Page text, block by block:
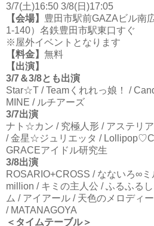
3/7(土)16:50 3/8(日)17:05
【会場】 豊田市駅前GAZAビル南
1-140）名鉄豊田市駅東口すぐ
※屋外イベントとなります
【料金】 無料
【出演】
3/7＆3/8とも出演
Star☆T / Teamくれれっ娘！ /
MINE / ルチアーズ
3/7出演
ナト☆カン / 究極人形 / アステリ
/ 金星☆ジュリエッタ /
GRACEアイドル研究生
3/8出演
ROSARIO+CROSS / なないろ∞
million / キミの主人公 / ふるふる
ム / アイアール / 天色のメロディ
/ MATANAGOYA
＜ タイムテーブル＞